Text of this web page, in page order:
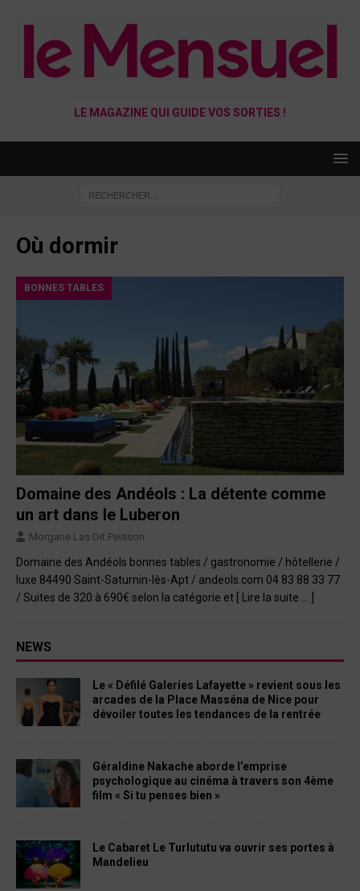
LE MAGAZINE QUI GUIDE VOS SORTIES !
Où dormir
BONNES TABLES
Domaine des Andéols : La détente comme
un art dans le Luberon
Morgane Las Dit Peisson
Domaine des Andéols bonnes tables / gastronomie / hôtellerie /
luxe 84490 Saint-Saturnin-lès-Apt / andeols.com 04 83 88 33 77
/ Suites de 320 à 690€ selon la catégorie et
[ Lire la suite … ]
NEWS
Le « Défilé Galeries Lafayette » revient sous les
arcades de la Place Masséna de Nice pour
dévoiler toutes les tendances de la rentrée
Géraldine Nakache aborde l’emprise
psychologique au cinéma à travers son 4ème
film « Si tu penses bien »
Le Cabaret Le Turlututu va ouvrir ses portes à
Mandelieu